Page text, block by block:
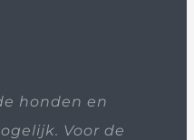
honden en
Voor de